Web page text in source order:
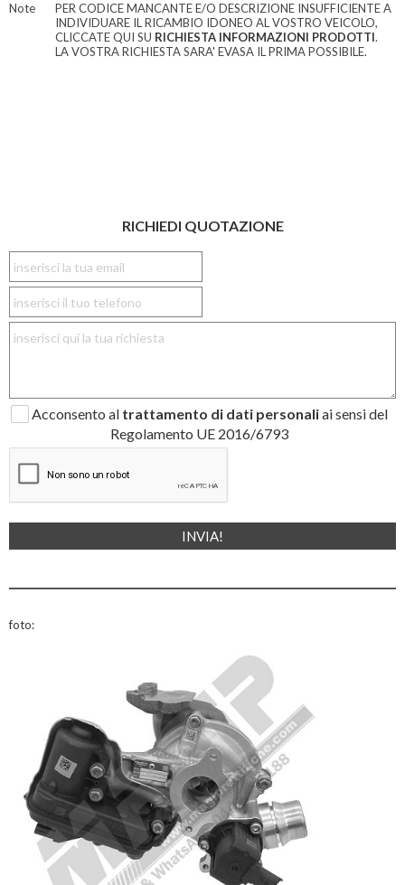
Note
PER CODICE MANCANTE E/O DESCRIZIONE INSUFFICIENTE A
INDIVIDUARE IL RICAMBIO IDONEO AL VOSTRO VEICOLO,
CLICCATE QUI SU RICHIESTA INFORMAZIONI PRODOTTI.
LA VOSTRA RICHIESTA SARA' EVASA IL PRIMA POSSIBILE.
RICHIEDI QUOTAZIONE
Acconsento al trattamento di dati personaliai sensi del
Regolamento UE 2016/6793
foto: